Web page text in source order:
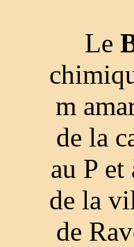
Le
m
de la
au P et
de la
de